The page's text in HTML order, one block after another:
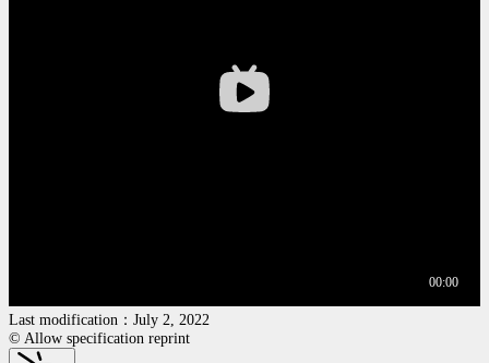
Last modification：July 2, 2022
© Allow specification reprint